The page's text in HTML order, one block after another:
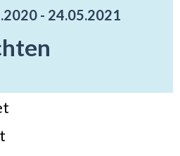
accessibility.time_to
- 24.05.2021